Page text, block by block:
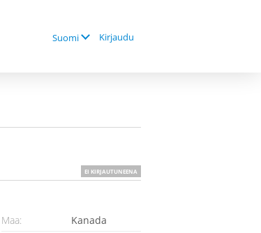
Suomi Kirjaudu
EI KIRJAUTUNEENA
Maa:
Kanada